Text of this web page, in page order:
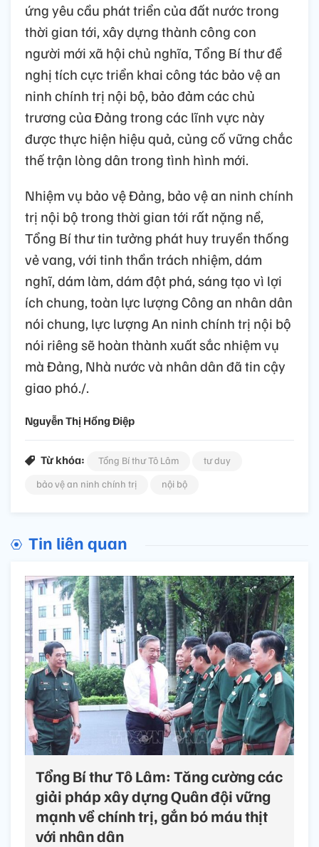
ứng yêu cầu phát triển của đất nước trong
thời gian tới, xây dựng thành công con
người mới xã hội chủ nghĩa, Tổng Bí thư đề
nghị tích cực triển khai công tác bảo vệ an
ninh chính trị nội bộ, bảo đảm các chủ
trương của Đảng trong các lĩnh vực này
được thực hiện hiệu quả, củng cố vững chắc
thế trận lòng dân trong tình hình mới.
Nhiệm vụ bảo vệ Đảng, bảo vệ an ninh chính
trị nội bộ trong thời gian tới rất nặng nề,
Tổng Bí thư tin tưởng phát huy truyền thống
vẻ vang, với tinh thần trách nhiệm, dám
nghĩ, dám làm, dám đột phá, sáng tạo vì lợi
ích chung, toàn lực lượng Công an nhân dân
nói chung, lực lượng An ninh chính trị nội bộ
nói riêng sẽ hoàn thành xuất sắc nhiệm vụ
mà Đảng, Nhà nước và nhân dân đã tin cậy
giao phó./.
Nguyễn Thị Hồng Điệp
Từ khóa: Tổng Bí thư Tô Lâm
tư duy
bảo vệ an ninh chính trị
nội bộ
Tin liên quan
Tổng Bí thư Tô Lâm: Tăng cường các
giải pháp xây dựng Quân đội vững
mạnh về chính trị, gắn bó máu thịt
với nhân dân